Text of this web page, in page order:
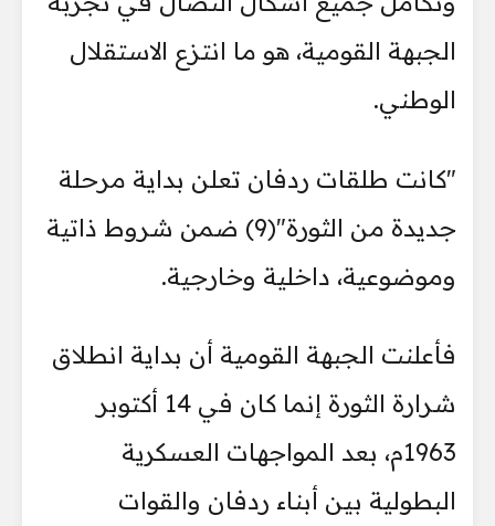
الجبهة القومية، هو ما انتزع الاستقلال
الوطني.
"كانت طلقات ردفان تعلن بداية مرحلة
جديدة من الثورة"(9) ضمن شروط ذاتية
وموضوعية، داخلية وخارجية.
فأعلنت الجبهة القومية أن بداية انطلاق
شرارة الثورة إنما كان في 14 أكتوبر
1963م، بعد المواجهات العسكرية
البطولية بين أبناء ردفان والقوات